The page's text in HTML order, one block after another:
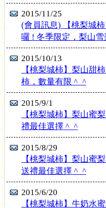
2015/11/25
(會員訊息) 【桃梨城
囉 ! 冬季限定，梨山
2015/10/13
【桃梨城柿】梨山甜
柿，數量有限 ^_^
2015/9/1
【桃梨城柿】梨山蜜
禮最佳選擇 ^_^
2015/8/29
【桃梨城柿】梨山蜜
送禮最佳選擇 ^_^
2015/6/20
【桃梨城柿】牛奶水